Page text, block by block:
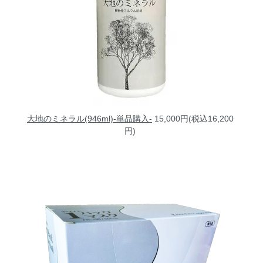
大地のミネラル(946ml)-単品購入- 15,000円(税込16,200
円)